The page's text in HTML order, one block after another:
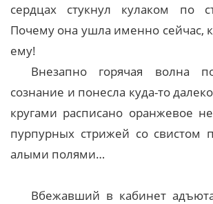
сердцах стукнул кулаком по
Почему она ушла именно сейчас,
ему!
Внезапно горячая волна
сознание и понесла куда-то
кругами расписано оранжевое
пурпурных стрижей со свистом
алыми полями…
Вбежавший в кабинет